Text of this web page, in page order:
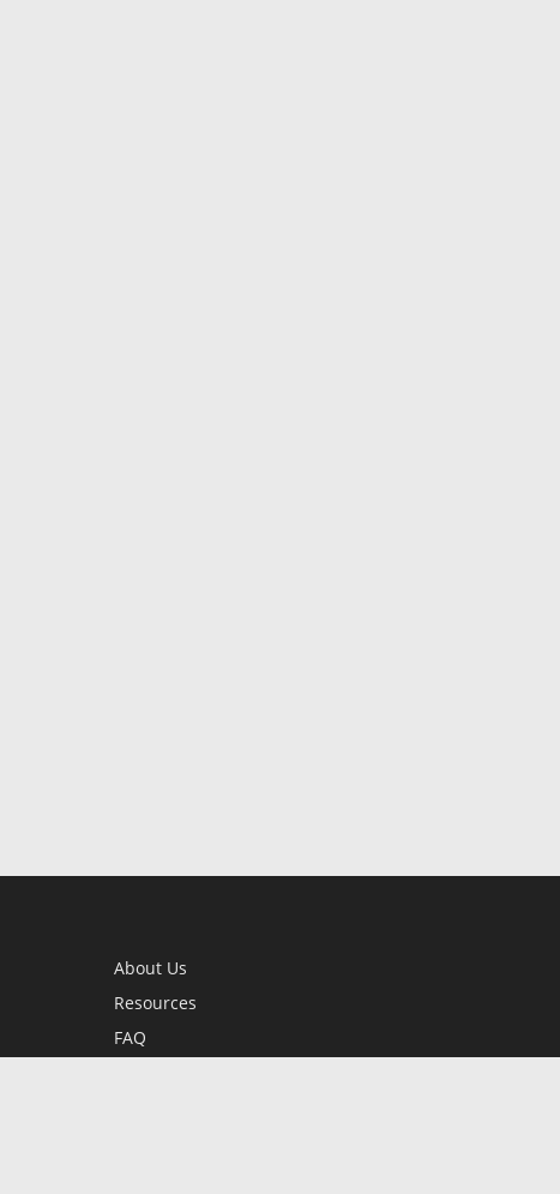
About Us
Resources
FAQ